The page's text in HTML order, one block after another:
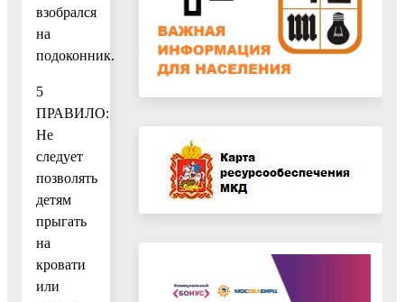
взобрался
на
подоконник.
5
ПРАВИЛО:
Не
следует
позволять
детям
прыгать
на
кровати
или